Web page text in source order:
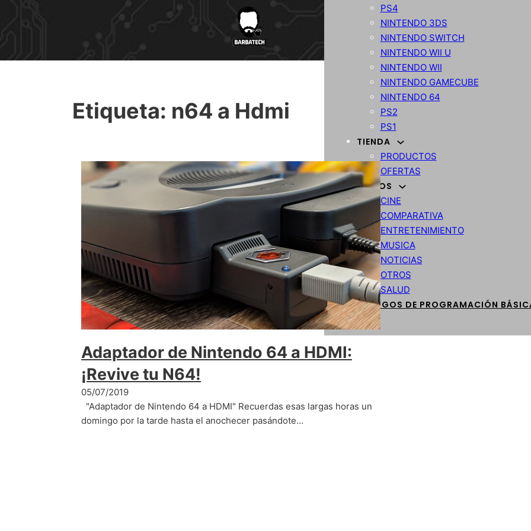
PS4
NINTENDO 3DS
NINTENDO SWITCH
NINTENDO WII U
NINTENDO WII
NINTENDO GAMECUBE
NINTENDO 64
PS2
PS1
TIENDA
PRODUCTOS
OFERTAS
VARIOS
CINE
COMPARATIVA
ENTRETENIMIENTO
MUSICA
NOTICIAS
OTROS
SALUD
CÓDIGOS DE PROGRAMACIÓN
Etiqueta: n64 a Hdmi
Adaptador de Nintendo 64 a HDMI:
¡Revive tu N64!
05/07/2019
"Adaptador de Nintendo 64 a HDMI" Recuerdas esas largas horas un
domingo por la tarde hasta el anochecer pasándote…